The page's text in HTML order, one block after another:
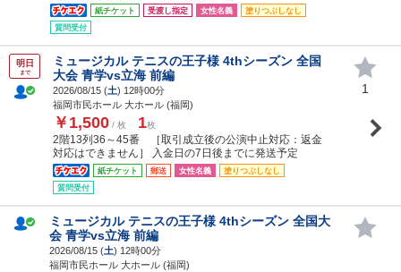
紙チケット 受渡し指定 女性名義
塗りつぶしなし
質問受付
明日
まで
ミュージカル テニスの王子様 4thシーズン 全国
大会 青学vs立海 前編
2026/08/15 (土) 12時00分
福岡市民ホール 大ホール (福岡)
￥1,500 / 枚 1枚
2階13列36～45番 ［取引成立後の公演中止対応：返金
対応はできません］ 入金日の7日後までに発送予定
紙チケット 郵送 女性名義
塗りつぶしなし
質問受付
1
ミュージカル テニスの王子様 4thシーズン 全国大
会 青学vs立海 前編
2026/08/15 (土) 12時00分
福岡市民ホール 大ホール (福岡)